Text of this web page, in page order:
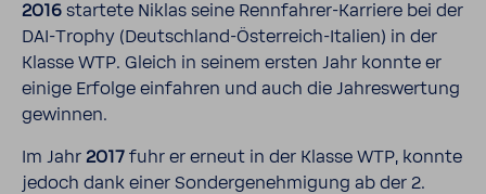
2016 star­tete Niklas seine Rennfahrer-​​Karriere bei der
DAI-​Trophy (Deutschland-​​Österreich-​​Italien) in der
Klasse WTP. Gleich in seinem ersten Jahr konnte er
einige Erfolge einfahren und auch die Jahres­wer­tung
gewinnen.
Im Jahr 2017 fuhr er erneut in der Klasse WTP, konnte
jedoch dank einer Sonder­ge­neh­mi­gung ab der 2.